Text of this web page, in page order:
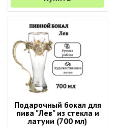
Подарочный бокал для
пива "Лев" из стекла и
латуни (700 мл)